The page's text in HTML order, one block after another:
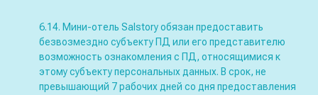
6.14. Мини-отель Salstory обязан предоставить
безвозмездно субъекту ПД или его представителю
возможность ознакомления с ПД, относящимися к
этому субъекту персональных данных. В срок, не
превышающий 7 рабочих дней со дня предоставления